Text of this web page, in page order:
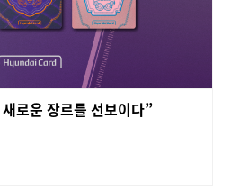
로운 장르를 선보이다”